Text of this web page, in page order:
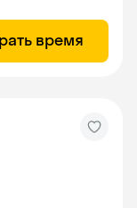
время